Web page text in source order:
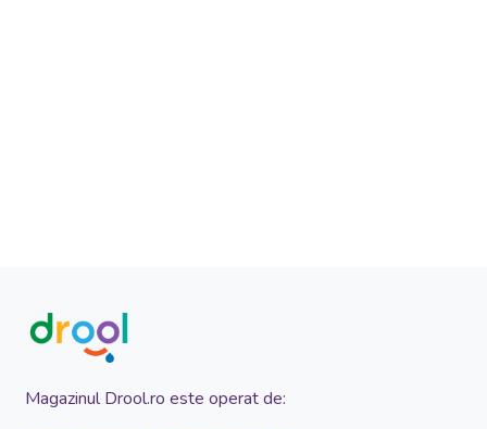
Magazinul Drool.ro este operat de: